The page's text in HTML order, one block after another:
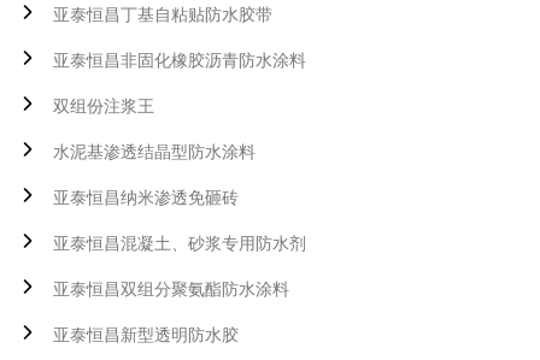
亚泰恒昌丁基自粘贴防水胶带
亚泰恒昌非固化橡胶沥青防水涂料
双组份注浆王
水泥基渗透结晶型防水涂料
亚泰恒昌纳米渗透免砸砖
亚泰恒昌混凝土、砂浆专用防水剂
亚泰恒昌双组分聚氨酯防水涂料
亚泰恒昌新型透明防水胶